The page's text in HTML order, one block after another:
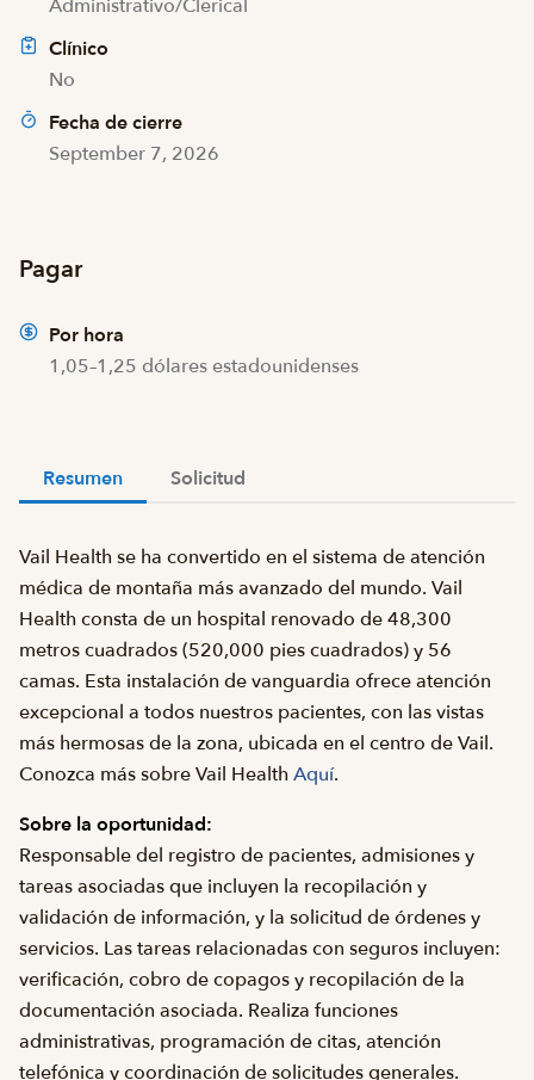
Administrativo/Clerical
Clínico
No
Fecha de cierre
September 7, 2026
Pagar
Por hora
1,05–1,25 dólares estadounidenses
Resumen Solicitud
Vail Health se ha convertido en el sistema de atención
médica de montaña más avanzado del mundo. Vail
Health consta de un hospital renovado de 48,300
metros cuadrados (520,000 pies cuadrados) y 56
camas. Esta instalación de vanguardia ofrece atención
excepcional a todos nuestros pacientes, con las vistas
más hermosas de la zona, ubicada en el centro de Vail.
Conozca más sobre Vail Health Aquí.
Sobre la oportunidad:
Responsable del registro de pacientes, admisiones y
tareas asociadas que incluyen la recopilación y
validación de información, y la solicitud de órdenes y
servicios. Las tareas relacionadas con seguros incluyen:
verificación, cobro de copagos y recopilación de la
documentación asociada. Realiza funciones
administrativas, programación de citas, atención
telefónica y coordinación de solicitudes generales.